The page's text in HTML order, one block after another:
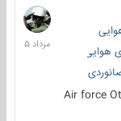
Air force
2
مرداد
1405